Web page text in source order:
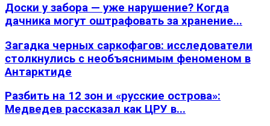
Доски у забора — уже нарушение? Когда
дачника могут оштрафовать за хранение...
Загадка черных саркофагов: исследователи
столкнулись с необъяснимым феноменом в
Антарктиде
Разбить на 12 зон и «русские острова»:
Медведев рассказал как ЦРУ в...